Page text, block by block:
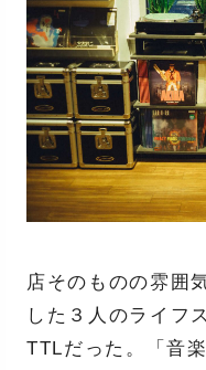
店そのものの雰囲
した３人のライフ
TTLだった。「音